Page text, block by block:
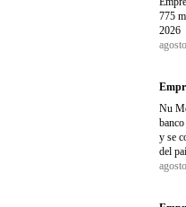
775
2026
Nu
y se
del